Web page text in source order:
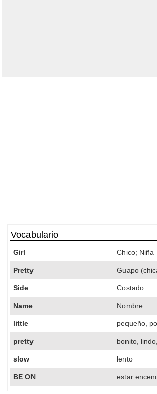
Vocabulario
Girl Chico; Niña
Pretty Guapo
Side Costado
Name Nombre
little pequeño,
pretty bonito,
slow lento
BE ON estar